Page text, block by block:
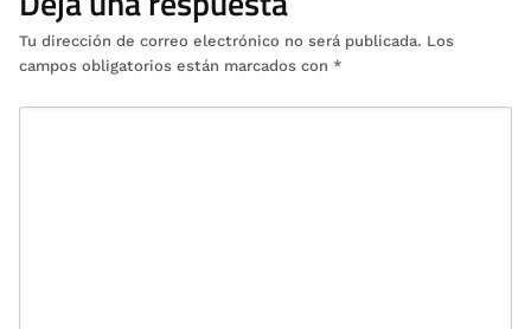
Tu dirección de correo electrónico no será publicada. Los
campos obligatorios están marcados con *